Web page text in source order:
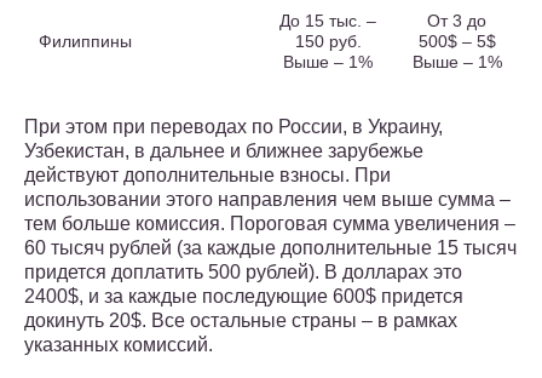
Филиппины
До 15 тыс. –
150 руб.
Выше – 1%
От 3 до
500$ – 5$
Выше – 1%
При этом при переводах по России, в Украину,
Узбекистан, в дальнее и ближнее зарубежье
действуют дополнительные взносы. При
использовании этого направления чем выше сумма –
тем больше комиссия. Пороговая сумма увеличения –
60 тысяч рублей (за каждые дополнительные 15 тысяч
придется доплатить 500 рублей). В долларах это
2400$, и за каждые последующие 600$ придется
докинуть 20$. Все остальные страны – в рамках
указанных комиссий.